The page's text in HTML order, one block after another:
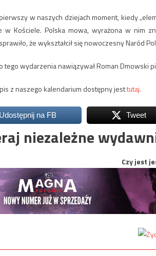
w naszych dziejach moment, kiedy
w Kościele. Polska mowa, wyrażona w nim
że wykształcił się nowoczesny Naród
tego wydarzenia nawiązywał Roman
z naszego kalendarium dostępny jesttutaj.
Udostępnij na FB Tweet
niezależne
Czy jest